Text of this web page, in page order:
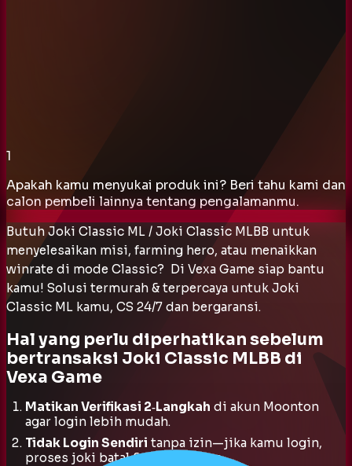
1
Apakah kamu menyukai produk ini? Beri tahu kami dan
calon pembeli lainnya tentang pengalamanmu.
Butuh Joki Classic ML / Joki Classic MLBB untuk
menyelesaikan misi, farming hero, atau menaikkan
winrate di mode Classic? Di Vexa Game siap bantu
kamu! Solusi termurah & terpercaya untuk Joki
Classic ML kamu, CS 24/7 dan bergaransi.
Hal yang perlu diperhatikan sebelum
bertransaksi Joki Classic MLBB di
Vexa Game
Matikan Verifikasi 2‑Langkah di akun Moonton
agar login lebih mudah.
Tidak Login Sendiri tanpa izin—jika kamu login,
proses joki batal & dana hangus.